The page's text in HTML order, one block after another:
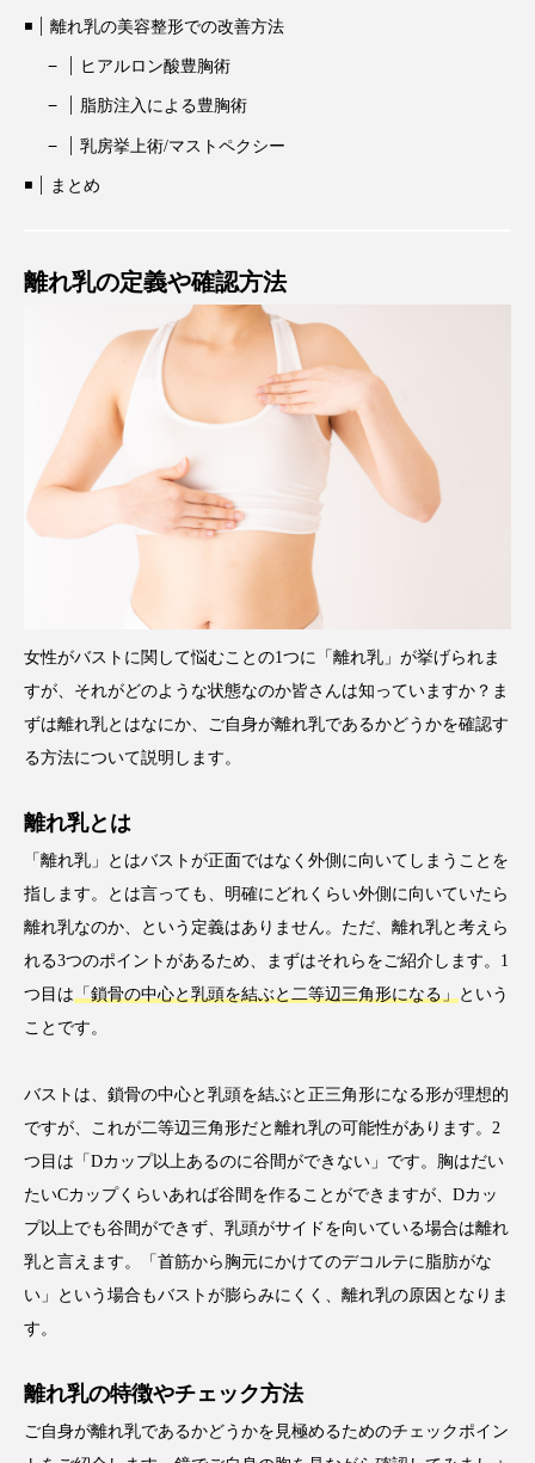
離れ乳の美容整形での改善方法
ヒアルロン酸豊胸術
脂肪注入による豊胸術
乳房挙上術/マストペクシー
まとめ
離れ乳の定義や確認方法
女性がバストに関して悩むことの1つに「離れ乳」が挙げられま
すが、それがどのような状態なのか皆さんは知っていますか？ま
ずは離れ乳とはなにか、ご自身が離れ乳であるかどうかを確認す
る方法について説明します。
離れ乳とは
「離れ乳」とはバストが正面ではなく外側に向いてしまうことを
指します。とは言っても、明確にどれくらい外側に向いていたら
離れ乳なのか、という定義はありません。ただ、離れ乳と考えら
れる3つのポイントがあるため、まずはそれらをご紹介します。1
つ目は「鎖骨の中心と乳頭を結ぶと二等辺三角形になる」という
ことです。
バストは、鎖骨の中心と乳頭を結ぶと正三角形になる形が理想的
ですが、これが二等辺三角形だと離れ乳の可能性があります。2
つ目は「Dカップ以上あるのに谷間ができない」です。胸はだい
たいCカップくらいあれば谷間を作ることができますが、Dカッ
プ以上でも谷間ができず、乳頭がサイドを向いている場合は離れ
乳と言えます。「首筋から胸元にかけてのデコルテに脂肪がな
い」という場合もバストが膨らみにくく、離れ乳の原因となりま
す。
離れ乳の特徴やチェック方法
ご自身が離れ乳であるかどうかを見極めるためのチェックポイン